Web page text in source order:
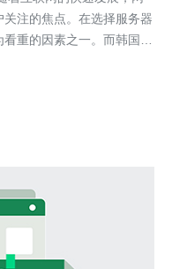
注的焦点。在选择服务器
重的因素之一。而韩国
具有较高的带宽和稳定